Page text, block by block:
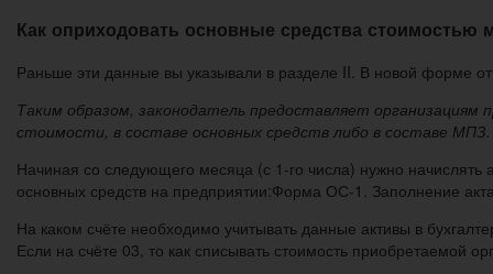
Как оприходовать основные средства стоимостью
Раньше эти данные вы указывали в разделе II. В новой форме
Таким образом, законодатель предоставляет
стоимости, в составе основных средств либо в составе МПЗ.
Начиная со следующего месяца (с 1-го числа) нужно
основных средств на предприятии:Форма ОС-1. Заполнение
На каком счёте необходимо учитывать данные активы в
Если на счёте 03, то как списывать стоимость приобретаемой